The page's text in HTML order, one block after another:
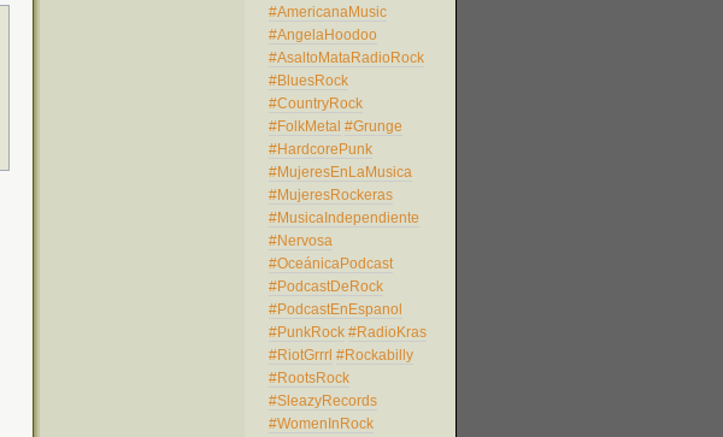
#AmericanaMusic
#AngelaHoodoo
#AsaltoMataRadioRock
#BluesRock
#CountryRock
#FolkMetal #Grunge
#HardcorePunk
#MujeresEnLaMusica
#MujeresRockeras
#MusicaIndependiente
#Nervosa
#OceánicaPodcast
#PodcastDeRock
#PodcastEnEspanol
#PunkRock #RadioKras
#RiotGrrrl #Rockabilly
#RootsRock
#SleazyRecords
#WomenInRock